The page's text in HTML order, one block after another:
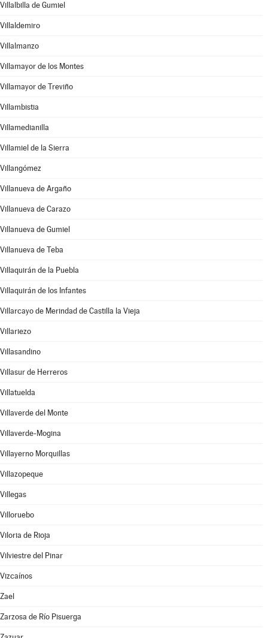
Villalbilla de Gumiel
Villaldemiro
Villalmanzo
Villamayor de los Montes
Villamayor de Treviño
Villambistia
Villamedianilla
Villamiel de la Sierra
Villangómez
Villanueva de Argaño
Villanueva de Carazo
Villanueva de Gumiel
Villanueva de Teba
Villaquirán de la Puebla
Villaquirán de los Infantes
Villarcayo de Merindad de Castilla la Vieja
Villariezo
Villasandino
Villasur de Herreros
Villatuelda
Villaverde del Monte
Villaverde-Mogina
Villayerno Morquillas
Villazopeque
Villegas
Villoruebo
Viloria de Rioja
Vilviestre del Pinar
Vizcaínos
Zael
Zarzosa de Río Pisuerga